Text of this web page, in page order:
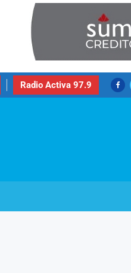
Radio Activa 97.9